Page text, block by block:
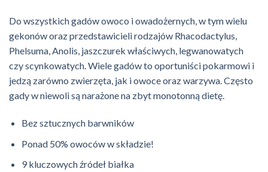
Do wszystkich gadów owoco i owadożernych, w tym wielu
gekonów oraz przedstawicieli rodzajów Rhacodactylus,
Phelsuma, Anolis, jaszczurek właściwych, legwanowatych
czy scynkowatych.Wiele gadów to oportuniści pokarmowi i
jedzą zarówno zwierzęta, jak i owoce oraz warzywa.Często
gady w niewoli są narażone na zbyt monotonną dietę.
Bez sztucznych barwników
Ponad 50% owoców w składzie!
9 kluczowych źródeł białka